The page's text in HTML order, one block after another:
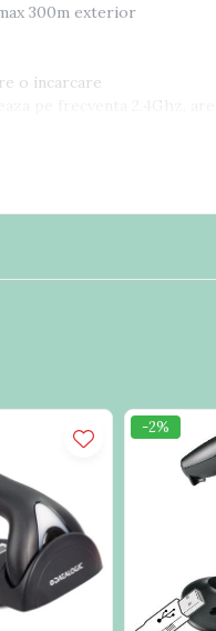
300m exterior
o incarcare
39, Code 93, Code 128,
-2%